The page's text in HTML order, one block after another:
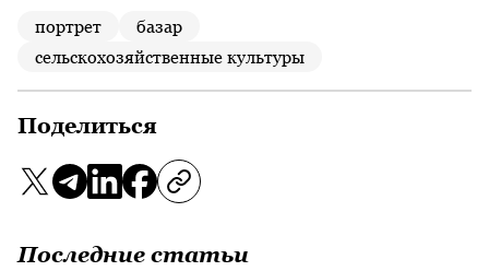
портрет
базар
сельскохозяйственные культуры
Поделиться
Последние статьи